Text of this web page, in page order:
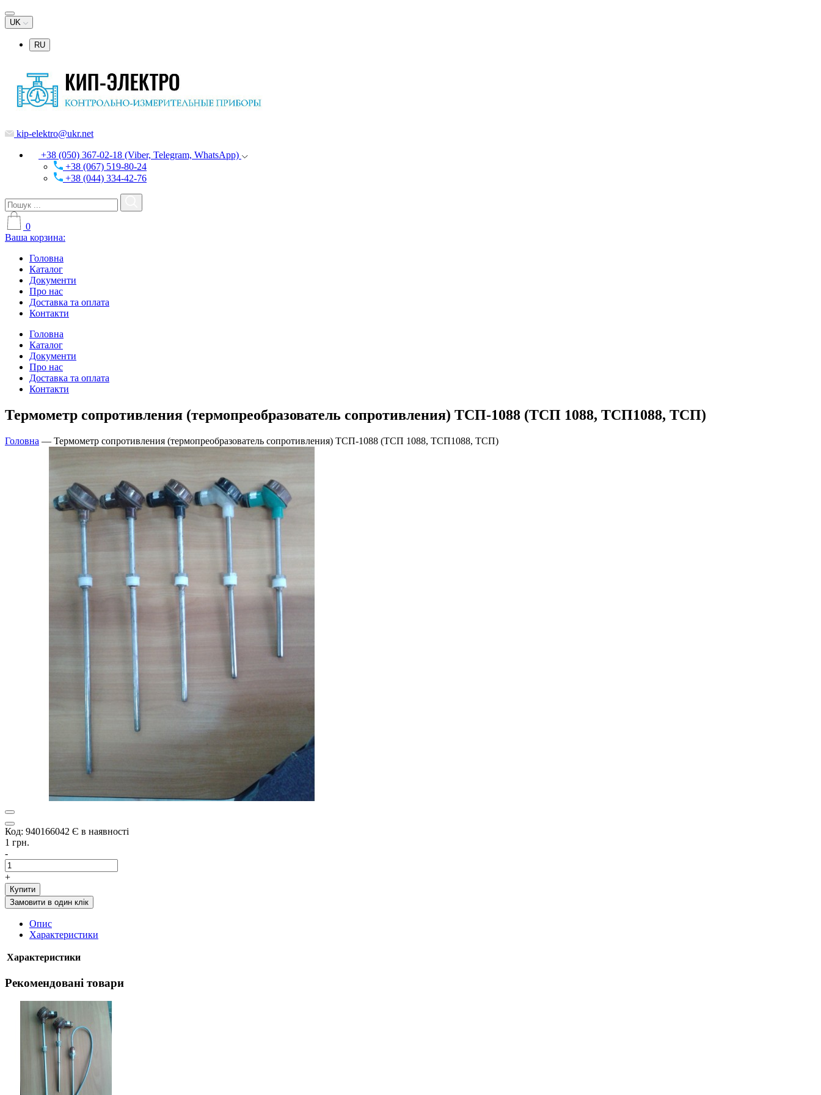
UK
RU
kip-elektro@ukr.net
+38 (050) 367-02-18 (Viber, Telegram, WhatsApp)
+38 (067) 519-80-24
+38 (044) 334-42-76
0
Ваша корзина:
Головна
Каталог
Документи
Про нас
Доставка та оплата
Контакти
Головна
Каталог
Документи
Про нас
Доставка та оплата
Контакти
Термометр сопротивления (термопреобразователь сопротивления) ТСП-1088 (ТСП 1088, ТСП1088, ТСП)
Головна — Термометр сопротивления (термопреобразователь сопротивления) ТСП-1088 (ТСП 1088, ТСП1088, ТСП)
Код: 940166042 Є в наявності
1 грн.
-
+
Купити
Замовити в один клік
Опис
Характеристики
Характеристики
Рекомендовані товари